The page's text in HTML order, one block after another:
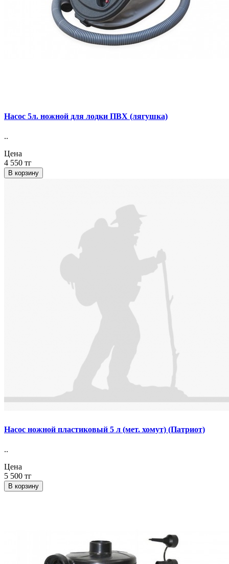
Насос 5л. ножной для лодки ПВХ (лягушка)
..
Цена
4 550 тг
В корзину
Насос ножной пластиковый 5 л (мет. хомут) (Патриот)
..
Цена
5 500 тг
В корзину